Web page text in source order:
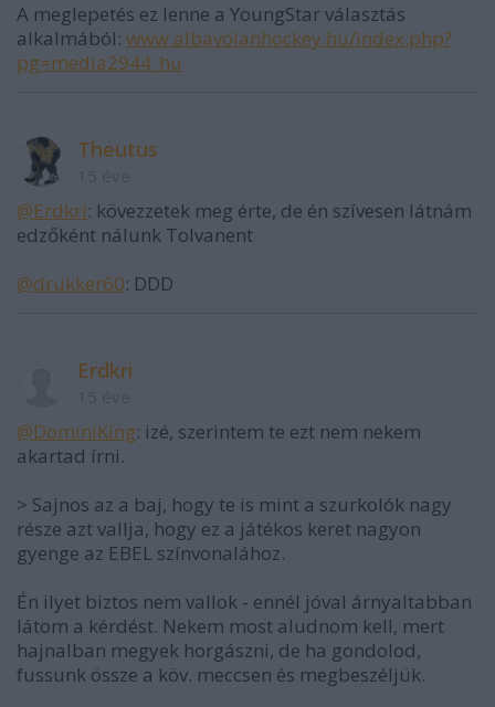
A meglepetés ez lenne a YoungStar választás
alkalmából: www.albavolanhockey.hu/index.php?
pg=media2944_hu
Theutus
@Erdkri: kövezzetek meg érte, de én szívesen látnám
edzőként nálunk Tolvanent
@drukker60: DDD
Erdkri
@DominiKing: izé, szerintem te ezt nem nekem
akartad írni.
> Sajnos az a baj, hogy te is mint a szurkolók nagy
része azt vallja, hogy ez a játékos keret nagyon
gyenge az EBEL színvonalához.
Én ilyet biztos nem vallok - ennél jóval árnyaltabban
látom a kérdést. Nekem most aludnom kell, mert
hajnalban megyek horgászni, de ha gondolod,
fussunk össze a köv. meccsen és megbeszéljük.